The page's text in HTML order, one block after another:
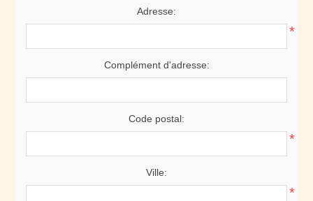
Adresse:
*
Complément d'adresse:
Code postal:
*
Ville:
*